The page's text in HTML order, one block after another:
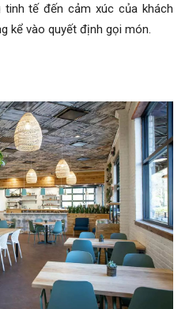
tế đến cảm xúc của khách
kể vào quyết định gọi món.